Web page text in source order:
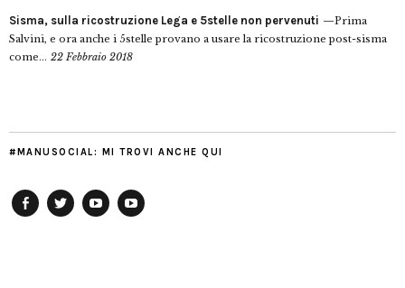
Sisma, sulla ricostruzione Lega e 5stelle non pervenuti
Prima
Salvini, e ora anche i 5stelle provano a usare la ricostruzione post-sisma
come... 22 Febbraio 2018
#MANUSOCIAL: MI TROVI ANCHE QUI